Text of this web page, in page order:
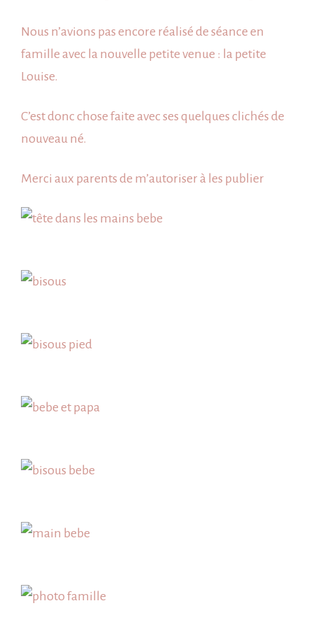
Nous n’avions pas encore réalisé de séance en
famille avec la nouvelle petite venue : la petite
Louise.
C’est donc chose faite avec ses quelques clichés de
nouveau né.
Merci aux parents de m’autoriser à les publier